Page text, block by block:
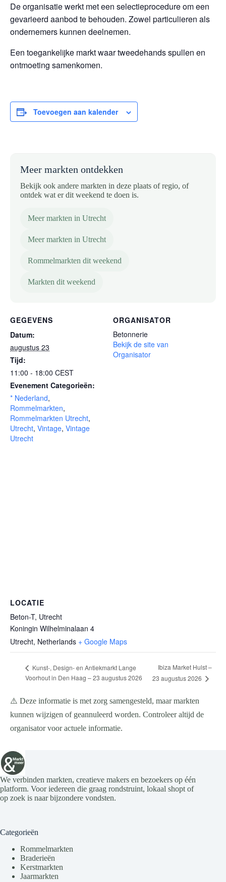
De organisatie werkt met een selectieprocedure om een
gevarieerd aanbod te behouden. Zowel particulieren als
ondernemers kunnen deelnemen.
Een toegankelijke markt waar tweedehands spullen en
ontmoeting samenkomen.
Toevoegen aan kalender
Meer markten ontdekken
Bekijk ook andere markten in deze plaats of regio, of
ontdek wat er dit weekend te doen is.
Meer markten in Utrecht
Meer markten in Utrecht
Rommelmarkten dit weekend
Markten dit weekend
GEGEVENS
Datum:
augustus 23
Tijd:
11:00 - 18:00 CEST
Evenement Categorieën:
* Nederland,
Rommelmarkten,
Rommelmarkten Utrecht,
Utrecht, Vintage, Vintage
Utrecht
ORGANISATOR
Betonnerie
Bekijk de site van
Organisator
LOCATIE
Beton-T, Utrecht
Koningin Wilhelminalaan 4
Utrecht, Netherlands + Google Maps
Kunst-, Design- en Antiekmarkt Lange
Voorhout in Den Haag – 23 augustus 2026
Ibiza Market Hulst –
23 augustus 2026
⚠️ Deze informatie is met zorg samengesteld, maar markten
kunnen wijzigen of geannuleerd worden. Controleer altijd de
organisator voor actuele informatie.
We verbinden markten, creatieve makers en bezoekers op één
platform. Voor iedereen die graag rondstruint, lokaal shopt of
op zoek is naar bijzondere vondsten.
Categorieën
Rommelmarkten
Braderieën
Kerstmarkten
Jaarmarkten